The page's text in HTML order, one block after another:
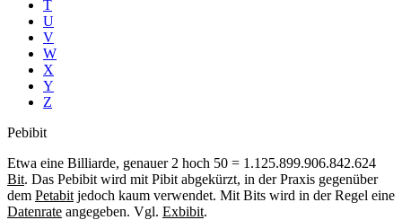
T
U
V
W
X
Y
Z
Pebibit
Etwa eine Billiarde, genauer 2 hoch 50 = 1.125.899.906.842.624
Bit. Das Pebibit wird mit Pibit abgekürzt, in der Praxis gegenüber
dem Petabit jedoch kaum verwendet. Mit Bits wird in der Regel eine
Datenrate angegeben. Vgl. Exbibit.